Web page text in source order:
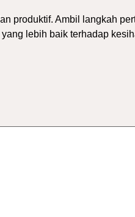
produktif. Ambil langkah
lebih baik terhadap